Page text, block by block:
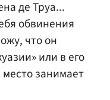
де Труа...
обвинения
что он
или в его
занимает